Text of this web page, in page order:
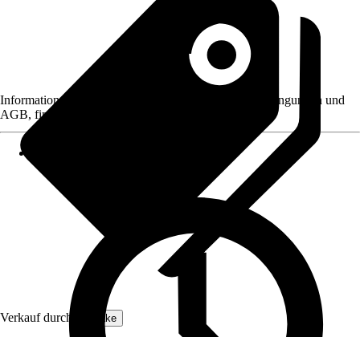
Verkauf durch: tectake
Informationen des Verkäufers, wie z. B. Rückgabebedingungen und
AGB, finden Sie bei Klick auf den Verkäufernamen.